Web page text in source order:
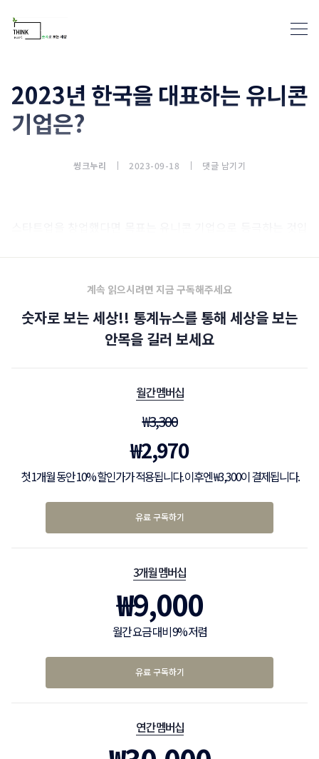
2023년 한국을 대표하는 유니콘
기업은?
씽크누리 2023-09-18 댓글 남기기
계속 읽으시려면 지금 구독해주세요
숫자로 보는 세상!! 통계뉴스를 통해 세상을 보는
안목을 길러 보세요
월간 멤버십
₩3,300
₩2,970
첫 1개월 동안 10% 할인가가 적용됩니다. 이후엔 ₩3,300이 결제됩니다.
유료 구독하기
3개월 멤버십
₩9,000
월간 요금 대비 9% 저렴
유료 구독하기
연간 멤버십